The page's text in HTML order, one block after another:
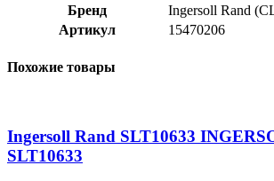
Бренд
Ingersoll Rand
Артикул
15470206
Похожие товары
Ingersoll Rand SLT10633
SLT10633